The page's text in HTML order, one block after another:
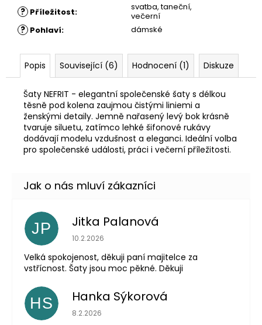
? Příležitost:
svatba, taneční,
večerní
? Pohlaví: dámské
Popis Související (6) Hodnocení (1) Diskuze
Šaty NEFRIT - elegantní společenské šaty s délkou
těsně pod kolena zaujmou čistými liniemi a
ženskými detaily. Jemně nařasený levý bok krásně
tvaruje siluetu, zatímco lehké šifonové rukávy
dodávají modelu vzdušnost a eleganci. Ideální volba
pro společenské události, práci i večerní příležitosti.
JP Jitka Palanová
Hodnocení obchodu je 5 z 5 hvězdiček.
10.2.2026
Velká spokojenost, děkuji paní majitelce za
vstřícnost. Šaty jsou moc pěkné. Děkuji
HS Hanka Sýkorová
Hodnocení obchodu je 5 z 5 hvězdiček.
8.2.2026
LETNÍ
ŠATY
Kč